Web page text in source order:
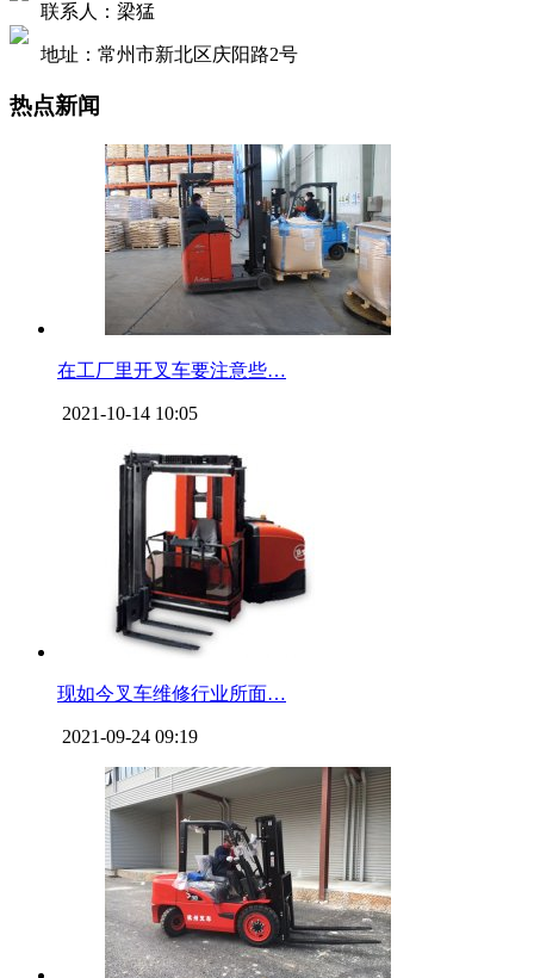
联系人：梁猛
地址：常州市新北区庆阳路2号
热点新闻
在工厂里开叉车要注意些…
2021-10-14 10:05
现如今叉车维修行业所面…
2021-09-24 09:19